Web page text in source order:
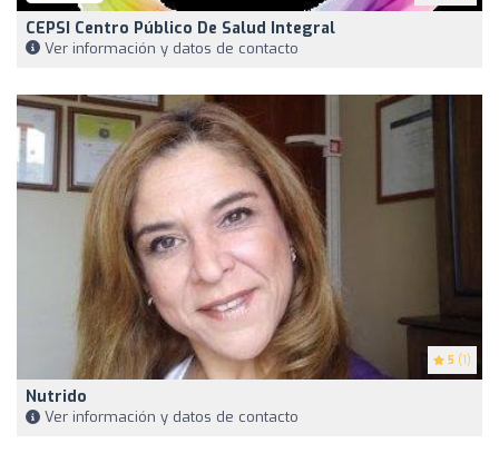
CEPSI Centro Público De Salud Integral
Ver información y datos de contacto
5 (1)
Nutrido
Ver información y datos de contacto